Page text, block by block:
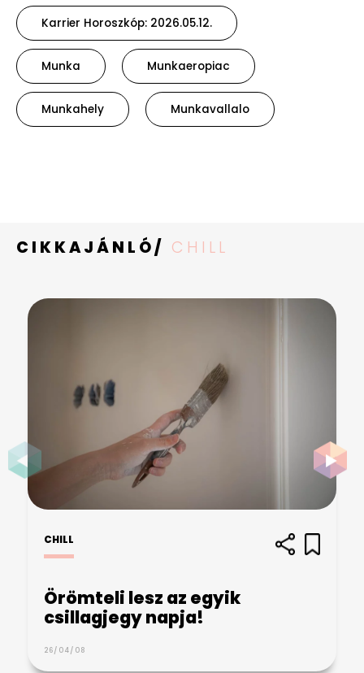
Karrier Horoszkóp: 2026.05.12.
Munka Munkaeropiac
Munkahely Munkavallalo
CIKKAJÁNLÓ/ CHILL
CHILL
Örömteli lesz az egyik
csillagjegy napja!
26/04/08